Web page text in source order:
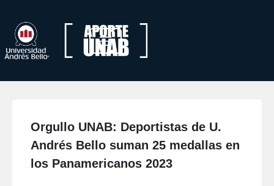
Orgullo UNAB: Deportistas de U.
Andrés Bello suman 25 medallas en
los Panamericanos 2023